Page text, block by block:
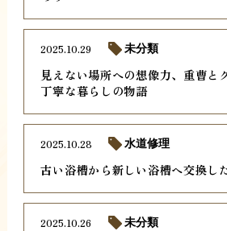
見えない場所への想像力、重曹と
丁寧な暮らしの物語
2025.10.29 未分類
古い浴槽から新しい浴槽へ交換し
2025.10.28 水道修理
2025.10.26 未分類